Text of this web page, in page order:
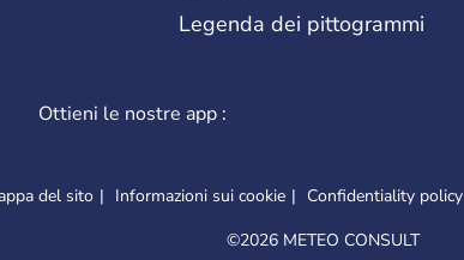
Legenda dei pittogrammi
Ottieni le nostre app :
del sito Informazioni sui cookie Confidentiality policy
©2026 METEO CONSULT